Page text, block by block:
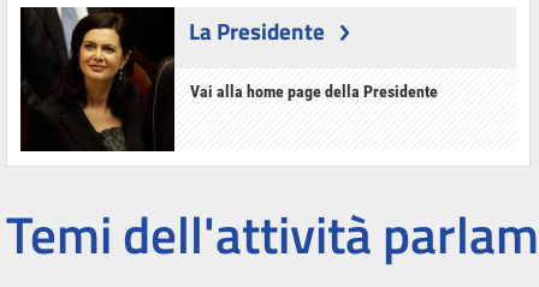
La Presidente
Vai alla home page della Presidente
Temi dell'attività